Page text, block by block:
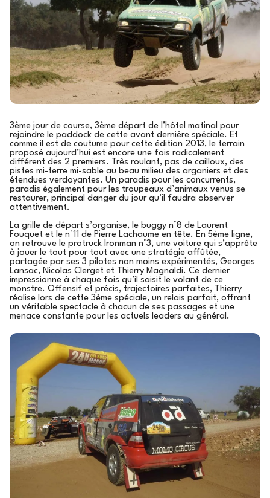
3ème jour de course, 3ème départ de l’hôtel matinal pour
rejoindre le paddock de cette avant dernière spéciale. Et
comme il est de coutume pour cette édition 2013, le terrain
proposé aujourd’hui est encore une fois radicalement
différent des 2 premiers. Très roulant, pas de cailloux, des
pistes mi-terre mi-sable au beau milieu des arganiers et des
étendues verdoyantes. Un paradis pour les concurrents,
paradis également pour les troupeaux d’animaux venus se
restaurer, principal danger du jour qu’il faudra observer
attentivement.
La grille de départ s’organise, le buggy n°8 de Laurent
Fouquet et le n°11 de Pierre Lachaume en tête. En 5ème ligne,
on retrouve le protruck Ironman n°3, une voiture qui s’apprête
à jouer le tout pour tout avec une stratégie affûtée,
partagée par ses 3 pilotes non moins expérimentés, Georges
Lansac, Nicolas Clerget et Thierry Magnaldi. Ce dernier
impressionne à chaque fois qu’il saisit le volant de ce
monstre. Offensif et précis, trajectoires parfaites, Thierry
réalise lors de cette 3ème spéciale, un relais parfait, offrant
un véritable spectacle à chacun de ses passages et une
menace constante pour les actuels leaders au général.